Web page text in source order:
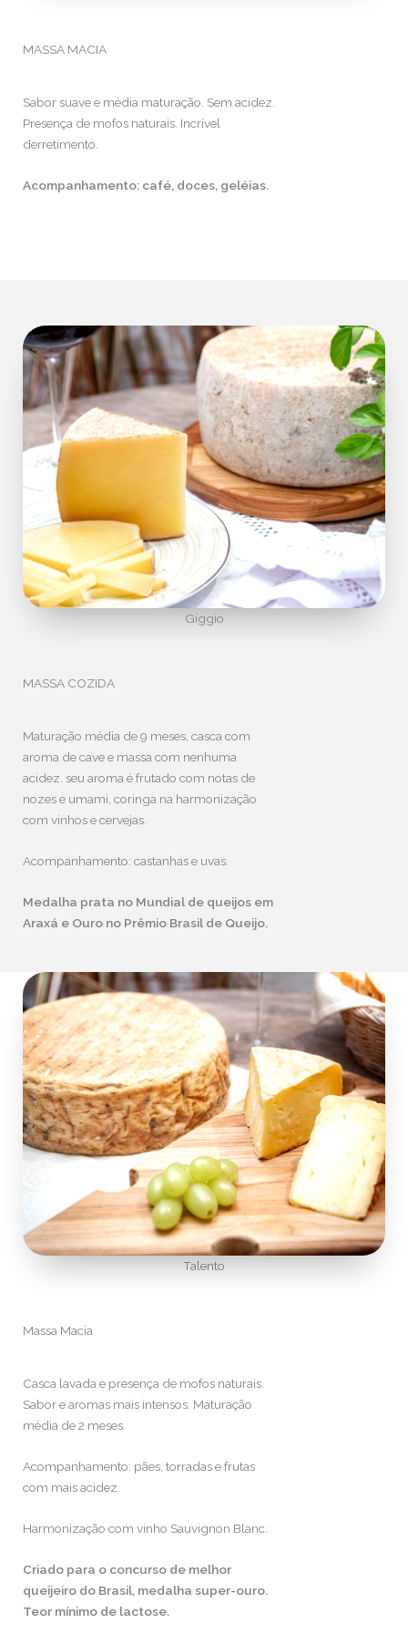
MASSA MACIA
Sabor suave e média maturação. Sem acidez.
Presença de mofos naturais. Incrível
derretimento.
Acompanhamento: café, doces, geléias.
Giggio
MASSA COZIDA
Maturação média de 9 meses, casca com
aroma de cave e massa com nenhuma
acidez. seu aroma é frutado com notas de
nozes e umami, coringa na harmonização
com vinhos e cervejas.
Acompanhamento: castanhas e uvas.
Medalha prata no Mundial de queijos em
Araxá e Ouro no Prêmio Brasil de Queijo.
Talento
Massa Macia
Casca lavada e presença de mofos naturais.
Sabor e aromas mais intensos. Maturação
média de 2 meses.
Acompanhamento: pães, torradas e frutas
com mais acidez.
Harmonização com vinho Sauvignon Blanc.
Criado para o concurso de melhor
queijeiro do Brasil, medalha super-ouro.
Teor mínimo de lactose.